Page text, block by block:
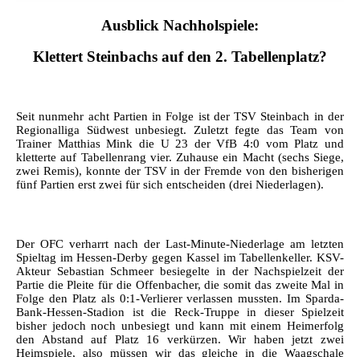
Ausblick Nachholspiele:
Klettert Steinbachs auf den 2. Tabellenplatz?
Seit nunmehr acht Partien in Folge ist der TSV Steinbach in der
Regionalliga Südwest unbesiegt. Zuletzt fegte das Team von
Trainer Matthias Mink die U 23 der VfB 4:0 vom Platz und
kletterte auf Tabellenrang vier. Zuhause ein Macht (sechs Siege,
zwei Remis), konnte der TSV in der Fremde von den bisherigen
fünf Partien erst zwei für sich entscheiden (drei Niederlagen).
Der OFC verharrt nach der Last-Minute-Niederlage am letzten
Spieltag im Hessen-Derby gegen Kassel im Tabellenkeller. KSV-
Akteur Sebastian Schmeer besiegelte in der Nachspielzeit der
Partie die Pleite für die Offenbacher, die somit das zweite Mal in
Folge den Platz als 0:1-Verlierer verlassen mussten. Im Sparda-
Bank-Hessen-Stadion ist die Reck-Truppe in dieser Spielzeit
bisher jedoch noch unbesiegt und kann mit einem Heimerfolg
den Abstand auf Platz 16 verkürzen. Wir haben jetzt zwei
Heimspiele, also müssen wir das gleiche in die Waagschale